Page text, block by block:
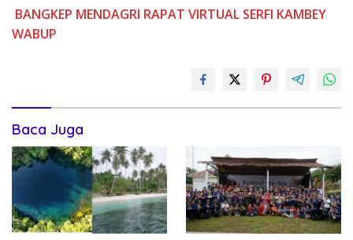
BANGKEP MENDAGRI RAPAT VIRTUAL SERFI KAMBEY
WABUP
Baca Juga